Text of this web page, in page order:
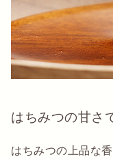
はちみつの甘さ
はちみつの上品な